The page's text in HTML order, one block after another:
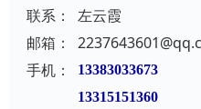
联系：
左云霞
邮箱：
手机：
13383033673
13315151360